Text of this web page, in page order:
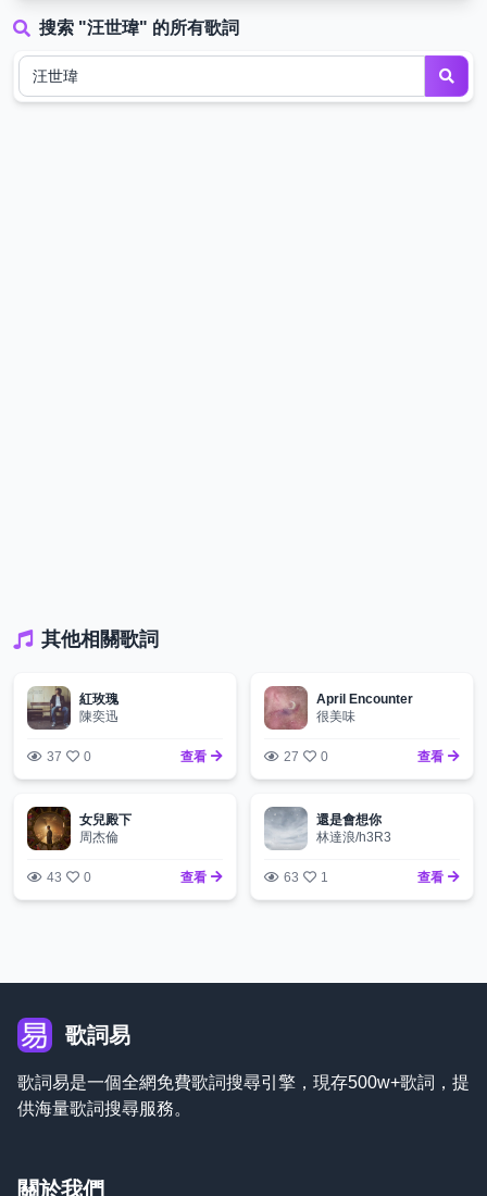
搜索 "汪世瑋" 的所有歌詞
其他相關歌詞
紅玫瑰
陳奕迅
37 0 查看
April Encounter
很美味
27 0 查看
女兒殿下
周杰倫
43 0 查看
還是會想你
林達浪/h3R3
63 1 查看
歌詞易
歌詞易是一個全網免費歌詞搜尋引擎，現存500w+歌詞，提
供海量歌詞搜尋服務。
關於我們